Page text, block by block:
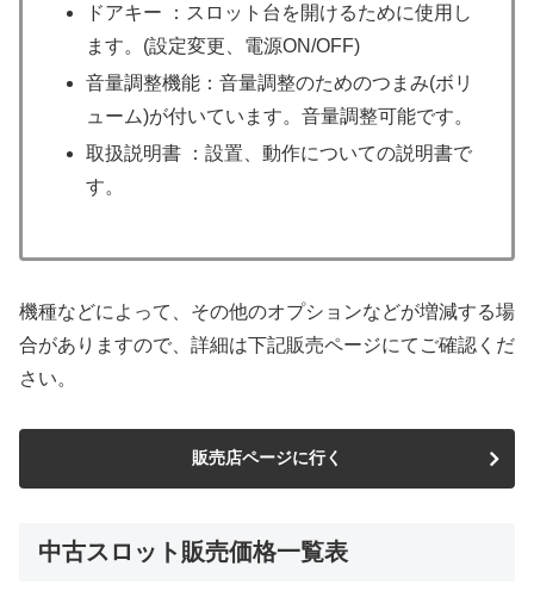
ドアキー ：スロット台を開けるために使用し
ます。(設定変更、電源ON/OFF)
音量調整機能：音量調整のためのつまみ(ボリ
ューム)が付いています。音量調整可能です。
取扱説明書 ：設置、動作についての説明書で
す。
機種などによって、その他のオプションなどが増減する場
合がありますので、詳細は下記販売ページにてご確認くだ
さい。
販売店ページに行く
中古スロット販売価格一覧表